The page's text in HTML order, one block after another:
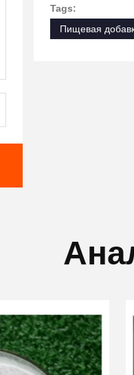
Tags:
Пищевая